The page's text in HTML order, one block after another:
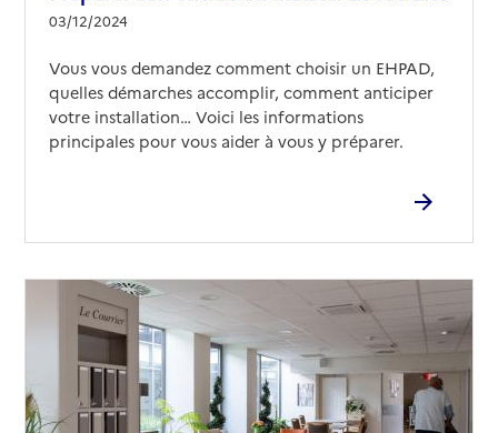
03/12/2024
Vous vous demandez comment choisir un EHPAD,
quelles démarches accomplir, comment anticiper
votre installation… Voici les informations
principales pour vous aider à vous y préparer.